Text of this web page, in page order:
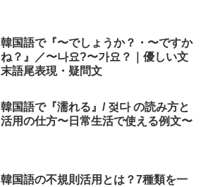
韓国語で『〜でしょうか？・〜ですか
ね？』／〜나요?〜가요？｜優しい文
末語尾表現・疑問文
韓国語で『濡れる』/ 젖다 の読み方と
活用の仕方〜日常生活で使える例文〜
韓国語の不規則活用とは？7種類を一